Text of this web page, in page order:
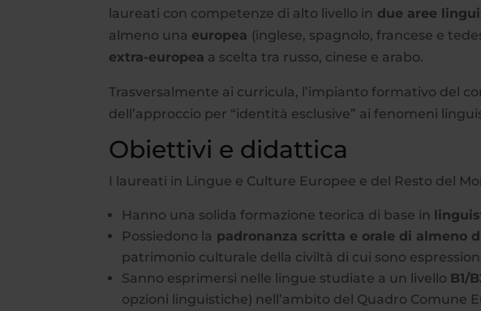
laureati con competenze di alto livello in due aree
almeno una europea (inglese, spagnolo, francese e
extra-europea a scelta tra russo, cinese e arabo.
Trasversalmente ai curricula, l’impianto formativo del
dell’approccio per “identità esclusive” ai fenomeni
Obiettivi e didattica
I laureati in Lingue e Culture Europee e del Resto del
Hanno una solida formazione teorica di base in
Possiedono la padronanza scritta e orale di almeno
patrimonio culturale della civiltà di cui sono
Sanno esprimersi nelle lingue studiate a un livello B1/
opzioni linguistiche) nell’ambito del Quadro Comune